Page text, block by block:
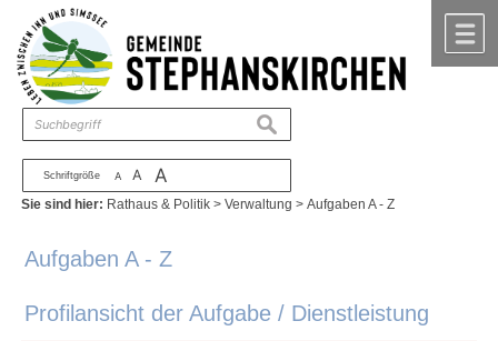
Zum Inhalt ,zur Navigation
Schriftgröße A A A
suchen
Sie sind hier: Rathaus & Politik >Verwaltung >Aufgaben A - Z
Aufgaben A - Z
Profilansicht der Aufgabe / Dienstleistung